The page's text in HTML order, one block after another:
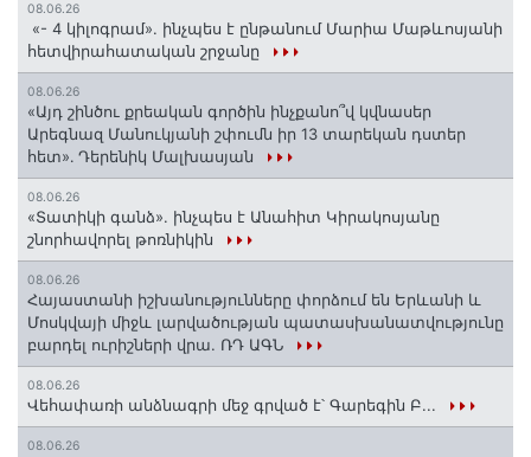
08.06.26
«- 4 կիլոգրամ». ինչպես է ընթանում Մարիա Մաթևոսյանի
հետվիրահատական շրջանը
08.06.26
«Այդ շինծու քրեական գործին ինչքանո՞վ կվնասեր
Արեգնազ Մանուկյանի շփումն իր 13 տարեկան դստեր
հետ»․ Դերենիկ Մալխասյան
08.06.26
«Տատիկի գանձ». ինչպես է Անահիտ Կիրակոսյանը
շնորհավորել թոռնիկին
08.06.26
Հայաստանի իշխանությունները փորձում են Երևանի և
Մոսկվայի միջև լարվածության պատասխանատվությունը
բարդել ուրիշների վրա. ՌԴ ԱԳՆ
08.06.26
Վեհափառի անձնագրի մեջ գրված է՝ Գարեգին Բ...
08.06.26